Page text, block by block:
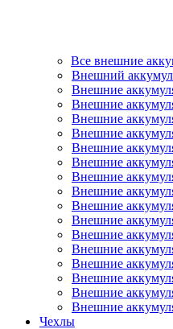
Все внешние
Внешний
Внешние
Внешние
Внешние
Внешние
Внешние
Внешние
Внешние
Внешние
Внешние
Внешние
Внешние
Внешние
Внешние
Внешние
Внешние
Внешние
Чехлы